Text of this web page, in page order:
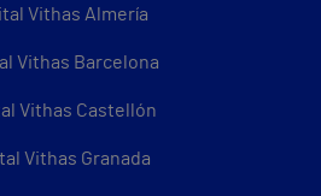
Vithas Almería
Vithas Barcelona
Vithas Castellón
Vithas Granada